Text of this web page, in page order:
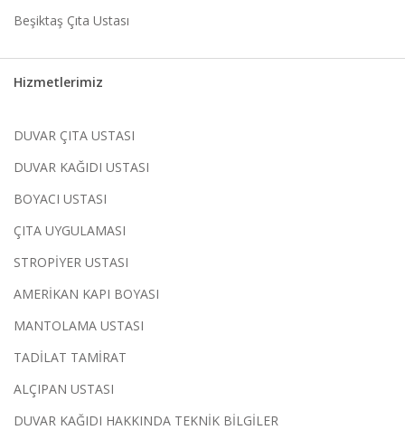
Beşiktaş Çıta Ustası
Hizmetlerimiz
DUVAR ÇITA USTASI
DUVAR KAĞIDI USTASI
BOYACI USTASI
ÇITA UYGULAMASI
STROPİYER USTASI
AMERİKAN KAPI BOYASI
MANTOLAMA USTASI
TADİLAT TAMİRAT
ALÇIPAN USTASI
DUVAR KAĞIDI HAKKINDA TEKNİK BİLGİLER